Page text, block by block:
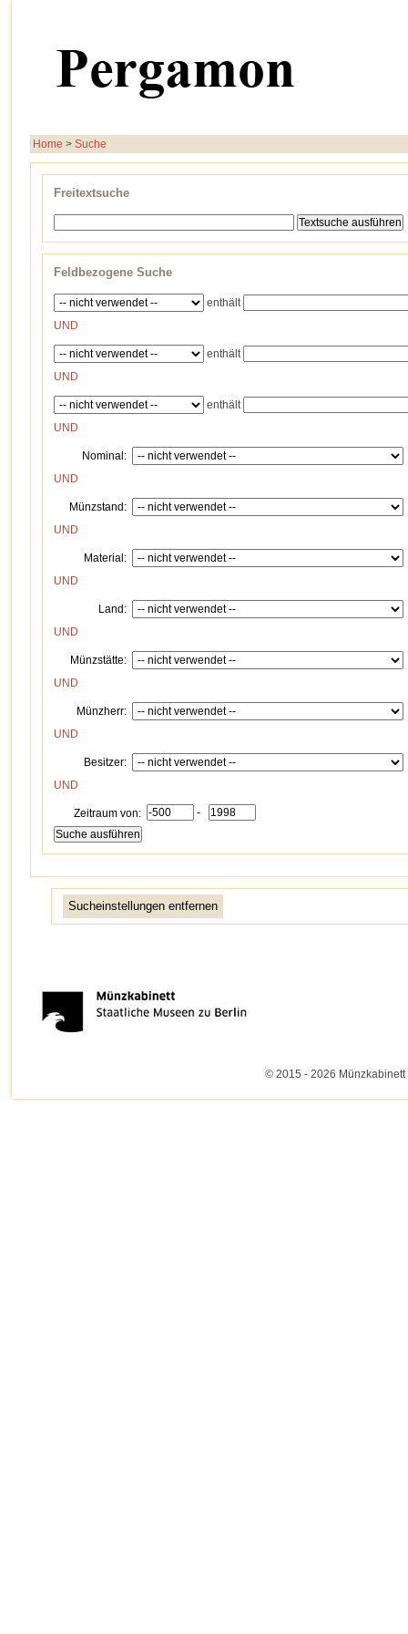
Home > Suche
Freitextsuche
Feldbezogene Suche
enthält
UND
enthält
UND
enthält
UND
Nominal:
UND
Münzstand:
UND
Material:
UND
Land:
UND
Münzstätte:
UND
Münzherr:
UND
Besitzer:
UND
Zeitraum von: -
Sucheinstellungen entfernen
© 2015 - 2026